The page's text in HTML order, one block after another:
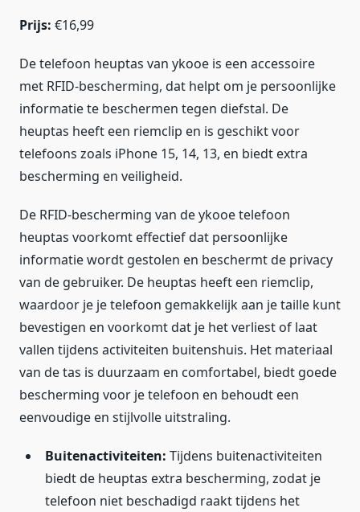
Prijs: €16,99
De telefoon heuptas van ykooe is een accessoire
met RFID-bescherming, dat helpt om je persoonlijke
informatie te beschermen tegen diefstal. De
heuptas heeft een riemclip en is geschikt voor
telefoons zoals iPhone 15, 14, 13, en biedt extra
bescherming en veiligheid.
De RFID-bescherming van de ykooe telefoon
heuptas voorkomt effectief dat persoonlijke
informatie wordt gestolen en beschermt de privacy
van de gebruiker. De heuptas heeft een riemclip,
waardoor je je telefoon gemakkelijk aan je taille kunt
bevestigen en voorkomt dat je het verliest of laat
vallen tijdens activiteiten buitenshuis. Het materiaal
van de tas is duurzaam en comfortabel, biedt goede
bescherming voor je telefoon en behoudt een
eenvoudige en stijlvolle uitstraling.
Buitenactiviteiten: Tijdens buitenactiviteiten
biedt de heuptas extra bescherming, zodat je
telefoon niet beschadigd raakt tijdens het